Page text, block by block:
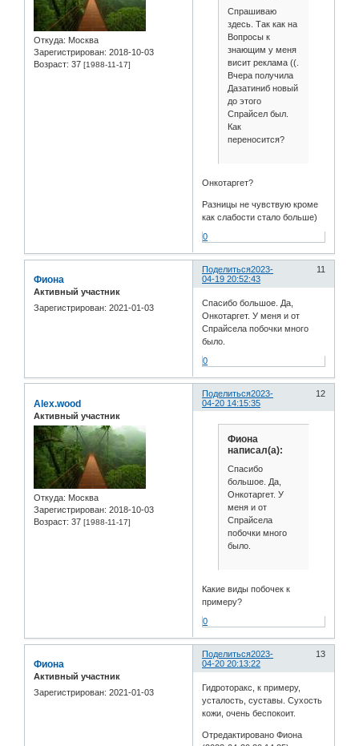
Откуда: Москва
Зарегистрирован: 2018-10-03
Возраст: 37 [1988-11-17]
Спрашиваю
здесь. Так как на
Вопросы к
знающим у меня
висит реклама ((.
Вчера получила
Дазатиниб новый
до этого
Спрайсел был.
Как
переносится?
Онкотаргет?
Разницы не чувствую кроме
как слабости стало больше)
0
Поделиться 11
2023-
04-19 20:52:43
Фиона
Активный участник
Зарегистрирован: 2021-01-03
Спасибо большое. Да,
Онкотаргет. У меня и от
Спрайсела побочки много
было.
0
Поделиться 12
2023-
04-20 14:15:35
Alex.wood
Активный участник
Откуда: Москва
Зарегистрирован: 2018-10-03
Возраст: 37 [1988-11-17]
Фиона
написал(а):
Спасибо
большое. Да,
Онкотаргет. У
меня и от
Спрайсела
побочки много
было.
Какие виды побочек к
примеру?
0
Поделиться 13
2023-
04-20 20:13:22
Фиона
Активный участник
Зарегистрирован: 2021-01-03
Гидроторакс, к примеру,
усталость, суставы. Сухость
кожи, очень беспокоит.
Отредактировано Фиона